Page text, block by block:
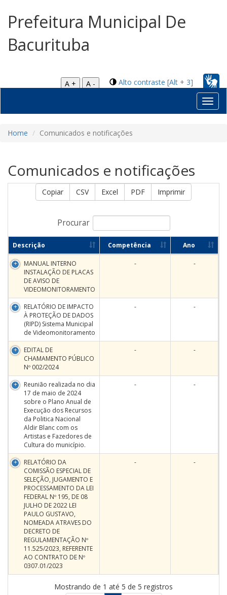
Prefeitura Municipal De
Bacurituba
Alto contraste [Alt + 3]
A +
A -
Home Comunicados e notificações
Comunicados e notificações
Copiar CSV Excel PDF Imprimir
Procurar
Descrição Competência Ano
MANUAL INTERNO
INSTALAÇÃO DE PLACAS
DE AVISO DE
VIDEOMONITORAMENTO
- -
RELATÓRIO DE IMPACTO
À PROTEÇÃO DE DADOS
(RIPD) Sistema Municipal
de Videomonitoramento
- -
EDITAL DE
CHAMAMENTO PÚBLICO
Nº 002/2024
- -
Reunião realizada no dia
17 de maio de 2024
sobre o Plano Anual de
Execução dos Recursos
da Politica Nacional
Aldir Blanc com os
Artistas e Fazedores de
Cultura do município.
- -
RELATÓRIO DA
COMISSÃO ESPECIAL DE
SELEÇÃO, JUGAMENTO E
PROCESSAMENTO DA LEI
FEDERAL Nº 195, DE 08
JULHO DE 2022 LEI
PAULO GUSTAVO,
NOMEADA ATRAVES DO
DECRETO DE
REGULAMENTAÇÃO Nº
11.525/2023, REFERENTE
AO CONTRATO DE Nº
0307.01/2023
- -
Mostrando de 1 até 5 de 5 registros